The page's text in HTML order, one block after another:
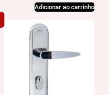
Adicionar ao carrinho